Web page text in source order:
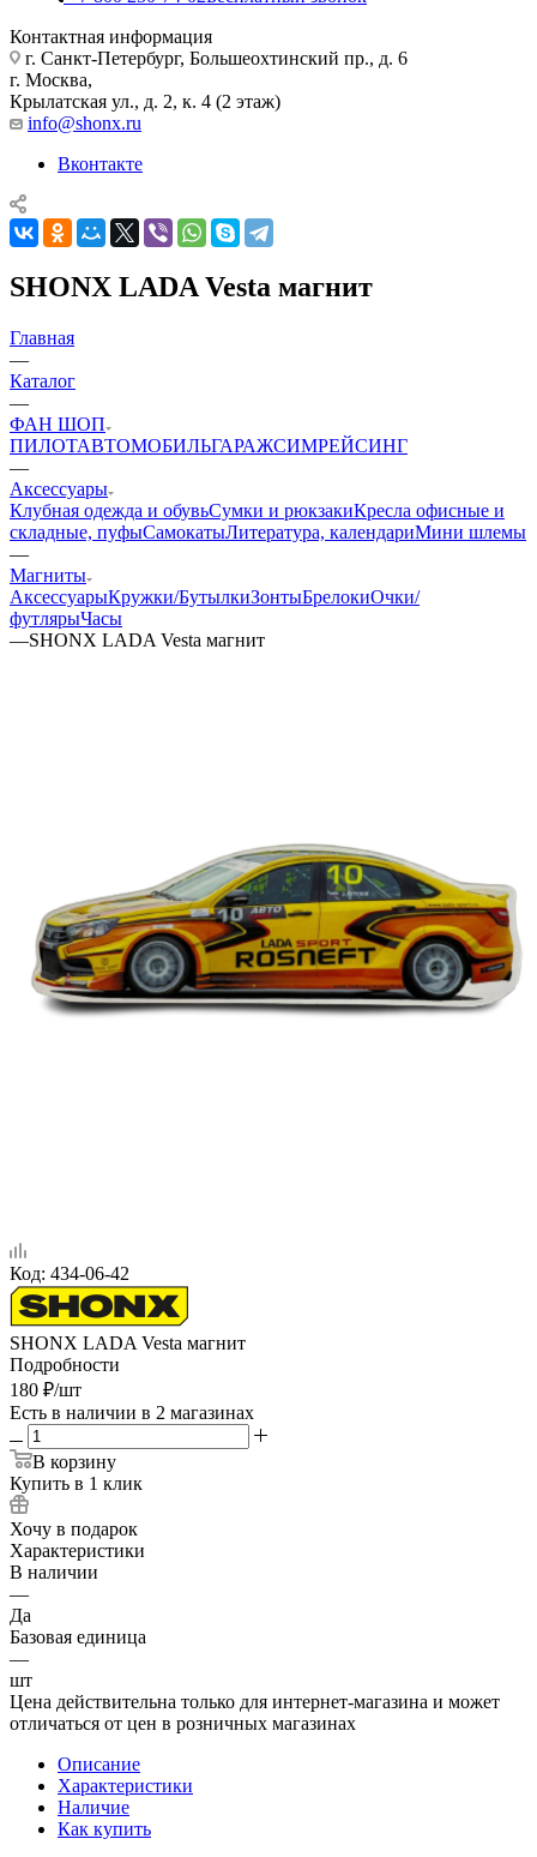
Контактная информация
г. Санкт-Петербург, Большеохтинский пр., д. 6
г. Москва,
Крылатская ул., д. 2, к. 4 (2 этаж)
info@shonx.ru
Вконтакте
SHONX LADA Vesta магнит
Главная
—
Каталог
—
ФАН ШОП
ПИЛОТАВТОМОБИЛЬГАРАЖСИМРЕЙСИНГ
—
Аксессуары
Клубная одежда и обувьСумки и рюкзакиКресла офисные и
складные, пуфыСамокатыЛитература, календариМини шлемы
—
Магниты
АксессуарыКружки/БутылкиЗонтыБрелокиОчки/
футлярыЧасы
—SHONX LADA Vesta магнит
Код: 434-06-42
SHONX LADA Vesta магнит
Подробности
180 ₽/шт
Есть в наличии в 2 магазинах
В корзину
Купить в 1 клик
Хочу в подарок
Характеристики
В наличии
—
Да
Базовая единица
—
шт
Цена действительна только для интернет-магазина и может
отличаться от цен в розничных магазинах
Описание
Характеристики
Наличие
Как купить